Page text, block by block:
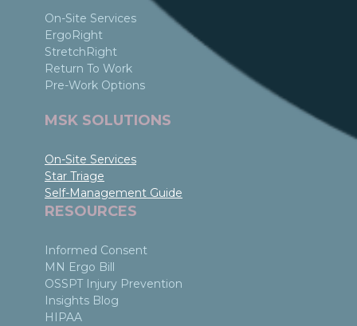
On-Site Services
ErgoRight
StretchRight
Return To Work
Pre-Work Options
MSK SOLUTIONS
On-Site Services
Star Triage
Self-Management Guide
RESOURCES
Informed Consent
MN Ergo Bill
OSSPT Injury Prevention
Insights Blog
HIPAA